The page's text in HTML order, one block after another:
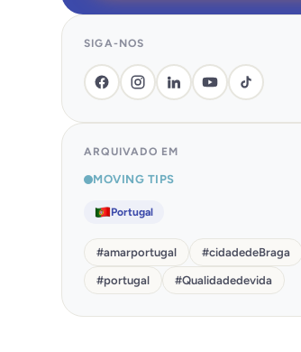
SIGA-NOS
ARQUIVADO EM
MOVING TIPS
Portugal
#amarportugal #cidadedeBraga
#portugal #Qualidadedevida